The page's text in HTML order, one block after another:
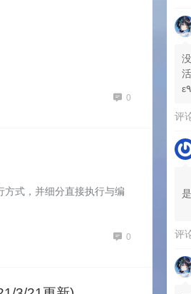
0
式，并细分直接执行与编
0
评
评